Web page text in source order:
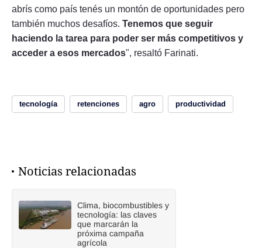
abrís como país tenés un montón de oportunidades pero
también muchos desafíos. Tenemos que seguir
haciendo la tarea para poder ser más competitivos y
acceder a esos mercados", resaltó Farinati.
tecnología retenciones agro productividad
Noticias relacionadas
Clima, biocombustibles y
tecnología: las claves
que marcarán la
próxima campaña
agrícola